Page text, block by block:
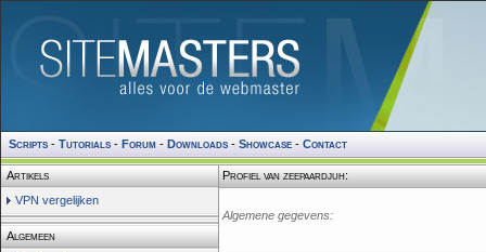
Scripts - Tutorials - Forum - Downloads - Showcase - Contact
Artikels
VPN vergelijken
Algemeen
Profiel van zeepaardjuh:
Algemene gegevens: